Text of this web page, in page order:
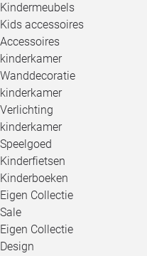
Kindermeubels
Kids accessoires
Accessoires
kinderkamer
Wanddecoratie
kinderkamer
Verlichting
kinderkamer
Speelgoed
Kinderfietsen
Kinderboeken
Eigen Collectie
Sale
Eigen Collectie
Design